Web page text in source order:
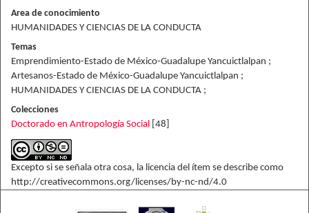
Area de conocimiento
HUMANIDADES Y CIENCIAS DE LA CONDUCTA
Temas
Emprendimiento-Estado de México-Guadalupe Yancuictlalpan ;
Artesanos-Estado de México-Guadalupe Yancuictlalpan ;
HUMANIDADES Y CIENCIAS DE LA CONDUCTA ;
Colecciones
Doctorado en Antropología Social [48]
Excepto si se señala otra cosa, la licencia del ítem se describe como
http://creativecommons.org/licenses/by-nc-nd/4.0